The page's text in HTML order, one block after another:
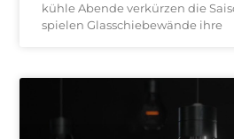
kühle Abende verkürzen die
spielen Glasschiebewände ihre